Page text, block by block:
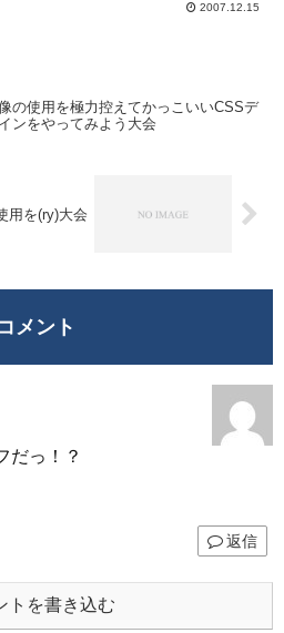
2007.12.15
の使用を極力控えてかっこいいCSSデ
ンをやってみよう大会
用を(ry)大会
メント
だっ！？
返信
トを書き込む